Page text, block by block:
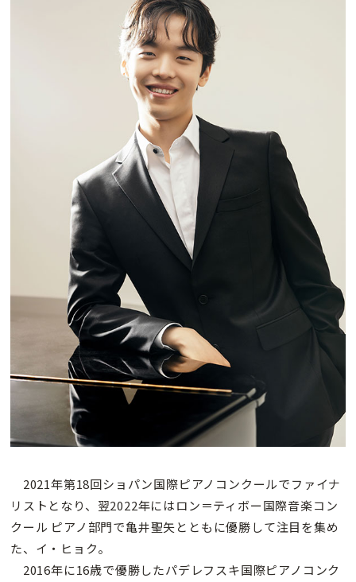
2021年第18回ショパン国際ピアノコンクールでファイナ
リストとなり、翌2022年にはロン＝ティボー国際音楽コン
クール ピアノ部門で亀井聖矢とともに優勝して注目を集め
た、イ・ヒョク。
2016年に16歳で優勝したパデレフスキ国際ピアノコンク